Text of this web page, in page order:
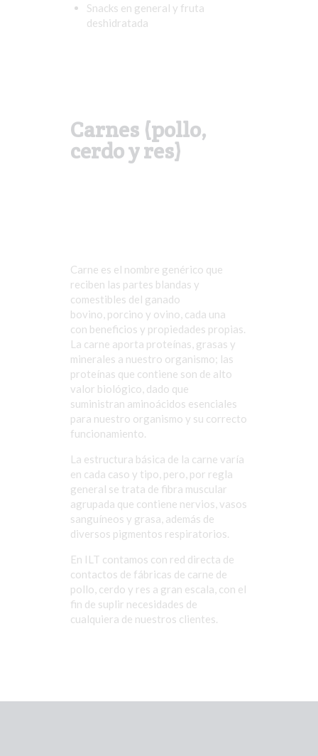
Snacks en general y fruta
deshidratada
Carnes (pollo,
cerdo y res)
Carne es el nombre genérico que
reciben las partes blandas y
comestibles del ganado
bovino, porcino y ovino, cada una
con beneficios y propiedades propias.
La carne aporta proteínas, grasas y
minerales a nuestro organismo; las
proteínas que contiene son de alto
valor biológico, dado que
suministran aminoácidos esenciales
para nuestro organismo y su correcto
funcionamiento.
La estructura básica de la carne varía
en cada caso y tipo, pero, por regla
general se trata de fibra muscular
agrupada que contiene nervios, vasos
sanguíneos y grasa, además de
diversos pigmentos respiratorios.
En ILT contamos con red directa de
contactos de fábricas de carne de
pollo, cerdo y res a gran escala, con el
fin de suplir necesidades de
cualquiera de nuestros clientes.